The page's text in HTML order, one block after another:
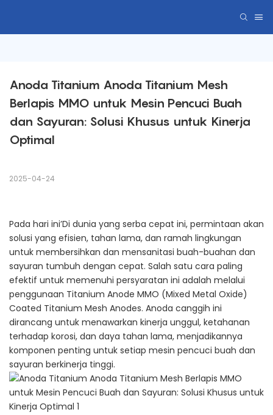
Anoda Titanium Anoda Titanium Mesh
Berlapis MMO untuk Mesin Pencuci Buah
dan Sayuran: Solusi Khusus untuk Kinerja
Optimal
2025-04-24
Pada hari ini’Di dunia yang serba cepat ini, permintaan akan
solusi yang efisien, tahan lama, dan ramah lingkungan
untuk membersihkan dan mensanitasi buah-buahan dan
sayuran tumbuh dengan cepat. Salah satu cara paling
efektif untuk memenuhi persyaratan ini adalah melalui
penggunaan Titanium Anode MMO (Mixed Metal Oxide)
Coated Titanium Mesh Anodes. Anoda canggih ini
dirancang untuk menawarkan kinerja unggul, ketahanan
terhadap korosi, dan daya tahan lama, menjadikannya
komponen penting untuk setiap mesin pencuci buah dan
sayuran berkinerja tinggi.